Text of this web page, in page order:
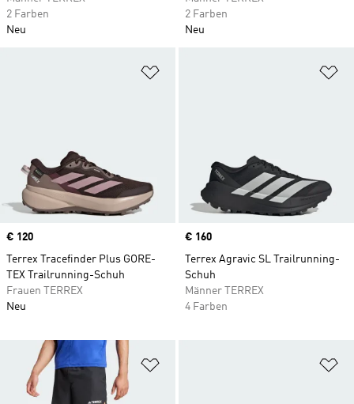
2 Farben
Neu
2 Farben
Neu
Price
€ 120
Terrex Tracefinder Plus GORE-
TEX Trailrunning-Schuh
Frauen TERREX
Neu
Price
€ 160
Terrex Agravic SL Trailrunning-
Schuh
Männer TERREX
4 Farben